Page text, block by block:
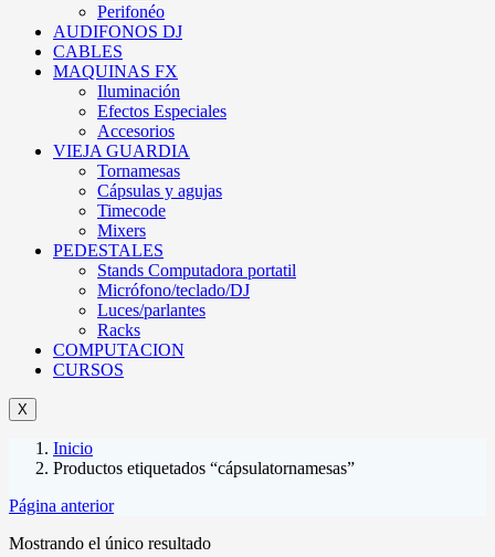
Perifonéo
AUDIFONOS DJ
CABLES
MAQUINAS FX
Iluminación
Efectos Especiales
Accesorios
VIEJA GUARDIA
Tornamesas
Cápsulas y agujas
Timecode
Mixers
PEDESTALES
Stands Computadora portatil
Micrófono/teclado/DJ
Luces/parlantes
Racks
COMPUTACION
CURSOS
X
Inicio
Productos etiquetados “cápsulatornamesas”
Página anterior
Mostrando el único resultado